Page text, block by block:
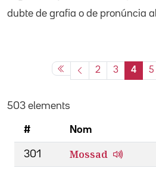
dubte de grafia o de pronúncia
2 3 4 5
503 elements
# Nom
301 Mossad